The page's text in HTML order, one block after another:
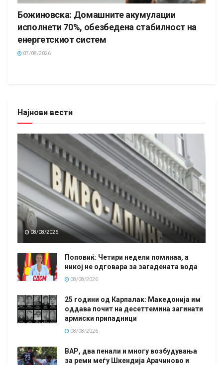
Божиновска: Домашните акумулации
исполнети 70%, обезбедена стабилност на
енергетскиот систем
07/08/2026
Најнови вести
08/08/2026
Поповиќ: Четири недели поминаа, а
никој не одговара за загадената вода
08/08/2026
25 години од Карпалак: Македонија им
оддава почит на десеттемина загинати
армиски припадници
08/08/2026
ВАР, два пенали и многу возбудувања
за реми меѓу Шкендија Арачиново и